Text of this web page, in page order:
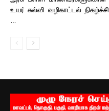
உயர் கல்வி வழிகாட்டல் நிகழ்ச்சி
…